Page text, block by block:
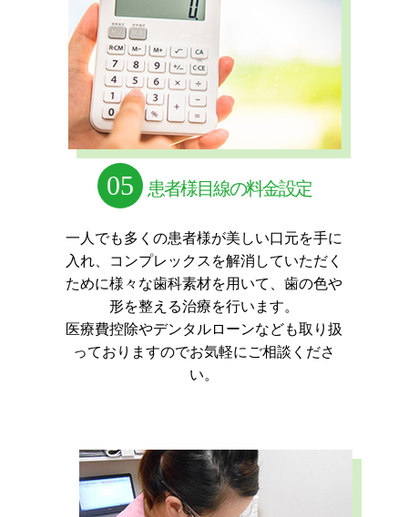
05 患者様目線の料金設定
一人でも多くの患者様が美しい口元を手に
入れ、コンプレックスを解消していただく
ために様々な歯科素材を用いて、歯の色や
形を整える治療を行います。
医療費控除やデンタルローンなども取り扱
っておりますのでお気軽にご相談くださ
い。